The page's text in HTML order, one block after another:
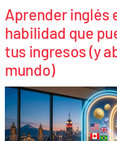
Aprender inglés
habilidad que
tus ingresos (y
mundo)